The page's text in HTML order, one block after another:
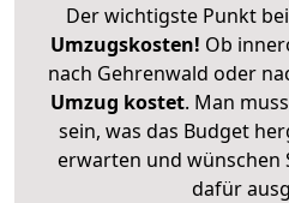
Der wichtigste Punkt
Umzugskosten! Ob
nach Gehrenwald oder
Umzug kostet. Man
sein, was das Budget
erwarten und wünschen
dafür